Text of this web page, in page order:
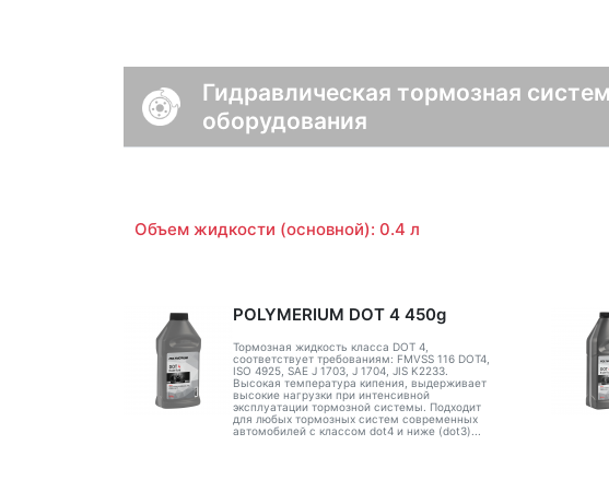
Гидравлическая тормозная
оборудования
Объем жидкости (основной): 0.4 л
POLYMERIUM DOT 4 450g
Тормозная жидкость класса DOT 4,
соответствует требованиям: FMVSS 116 DOT4,
ISO 4925, SAE J 1703, J 1704, JIS K2233.
Высокая температура кипения, выдерживает
высокие нагрузки при интенсивной
эксплуатации тормозной системы. Подходит
для любых тормозных систем современных
автомобилей с классом dot4 и ниже (dot3)...